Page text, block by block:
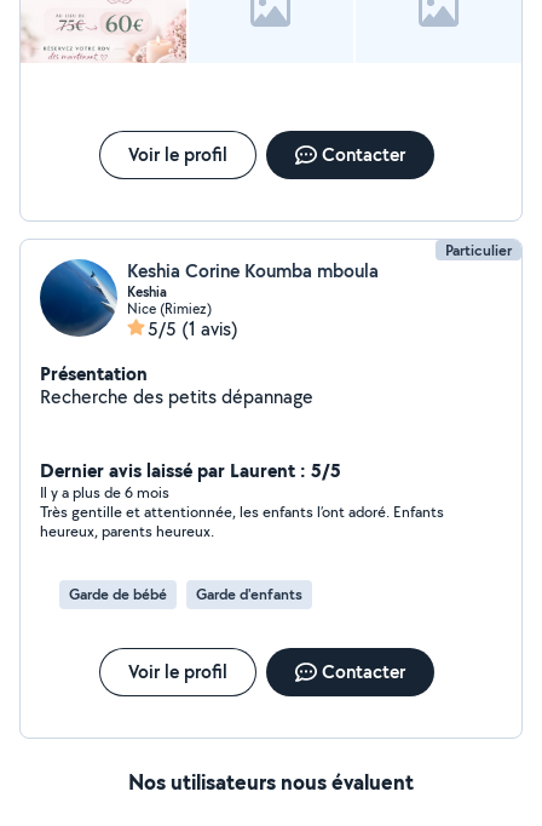
Voir le profil Contacter
Particulier
Keshia Corine Koumba mboula
Keshia
Nice (Rimiez)
5/5 (1 avis)
Présentation
Recherche des petits dépannage
Dernier avis laissé par Laurent : 5/5
Il y a plus de 6 mois
Très gentille et attentionnée, les enfants l’ont adoré. Enfants
heureux, parents heureux.
Garde de bébé Garde d'enfants
Voir le profil Contacter
Nos utilisateurs nous évaluent